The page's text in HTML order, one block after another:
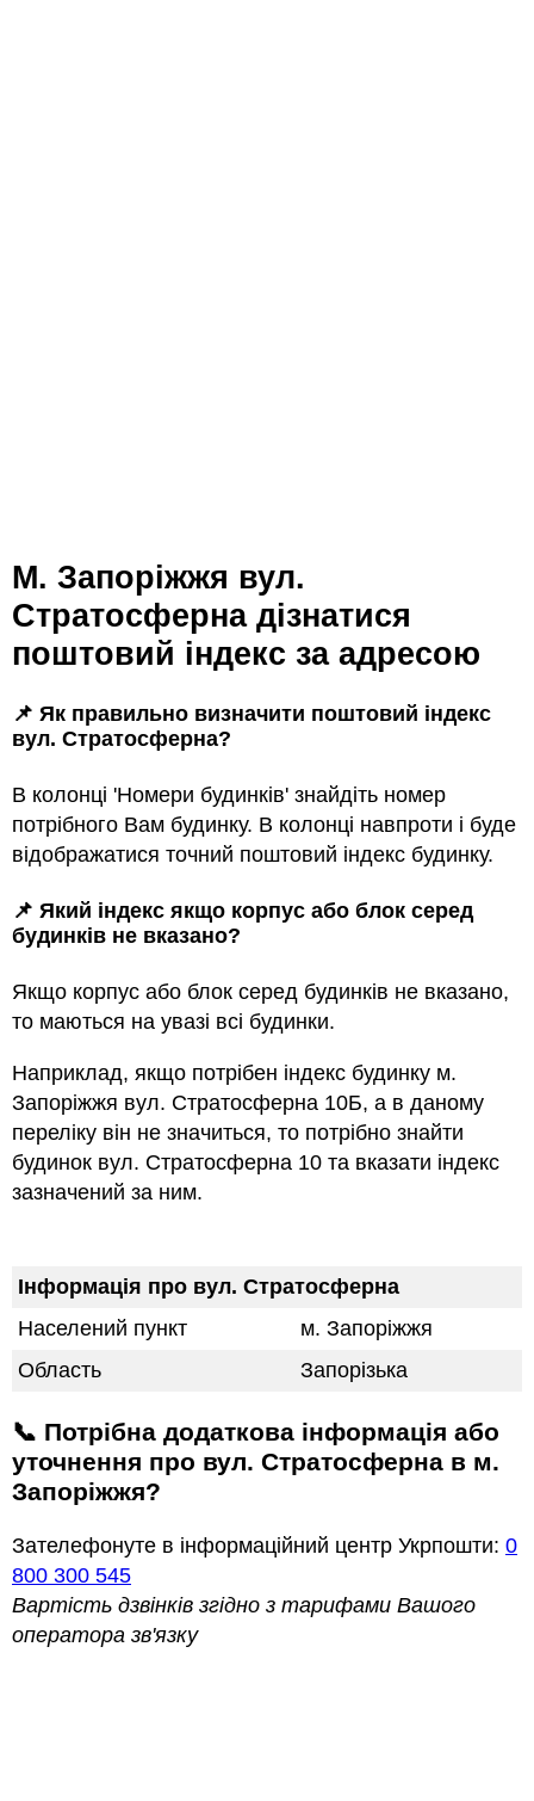
м. Запоріжжя вул.
Стратосферна дізнатися
поштовий індекс за адресою
📌 Як правильно визначити поштовий індекс
вул. Стратосферна?
В колонці 'Номери будинків' знайдіть номер
потрібного Вам будинку. В колонці навпроти і буде
відображатися точний поштовий індекс будинку.
📌 Який індекс якщо корпус або блок серед
будинкiв не вказано?
Якщо корпус або блок серед будинкiв не вказано,
то маються на увазi всi будинки.
Наприклад, якщо потрiбен індекс будинку м.
Запоріжжя вул. Стратосферна 10Б, а в даному
переліку він не значиться, то потрібно знайти
будинок вул. Стратосферна 10 та вказати індекс
зазначений за ним.
Інформація про вул. Стратосферна
Населений пункт
м. Запоріжжя
Область
Запорізька
📞 Потрібна додаткова інформація або
уточнення про вул. Стратосферна в м.
Запоріжжя?
Зателефонуте в інформаційний центр Укрпошти: 0
800 300 545
Вартість дзвінків згідно з тарифами Вашого
оператора зв'язку